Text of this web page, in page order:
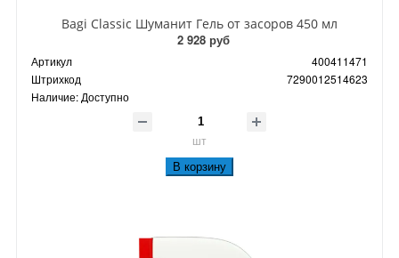
Bagi Classic Шуманит Гель от засоров 450 мл
2 928 руб
Артикул
400411471
Штрихкод
7290012514623
Наличие: Доступно
шт
В корзину